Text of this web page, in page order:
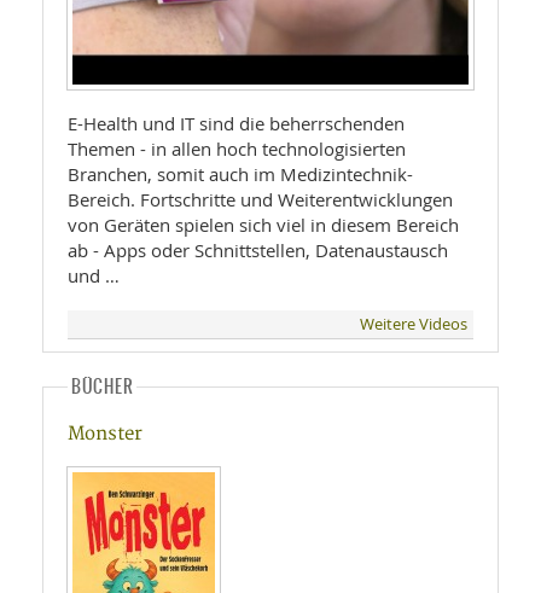
E-Health und IT sind die beherrschenden
Themen - in allen hoch technologisierten
Branchen, somit auch im Medizintechnik-
Bereich. Fortschritte und Weiterentwicklungen
von Geräten spielen sich viel in diesem Bereich
ab - Apps oder Schnittstellen, Datenaustausch
und …
Weitere Videos
BÜCHER
Monster